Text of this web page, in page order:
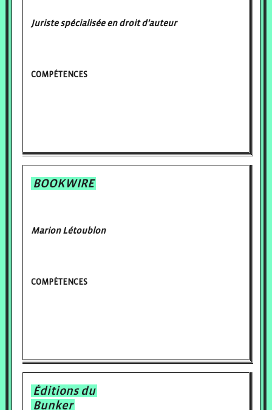
Juriste spécialisée en droit d'auteur
COMPÉTENCES
BOOKWIRE
Marion Létoublon
COMPÉTENCES
Éditions du
Bunker